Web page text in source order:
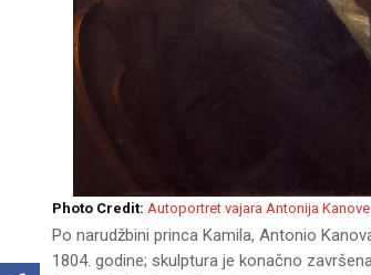
Photo Credit: Autoportret vajara Antonija
Po narudžbini princa Kamila, Antonio
1804. godine; skulptura je konačno